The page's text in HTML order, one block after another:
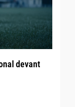
devant